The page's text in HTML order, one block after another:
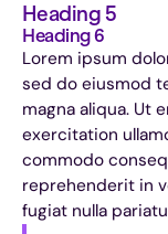
Heading 5
Heading 6
Lorem ipsum
sed do eiusmod
magna aliqua. Ut
exercitation
commodo
reprehenderit in
fugiat nulla